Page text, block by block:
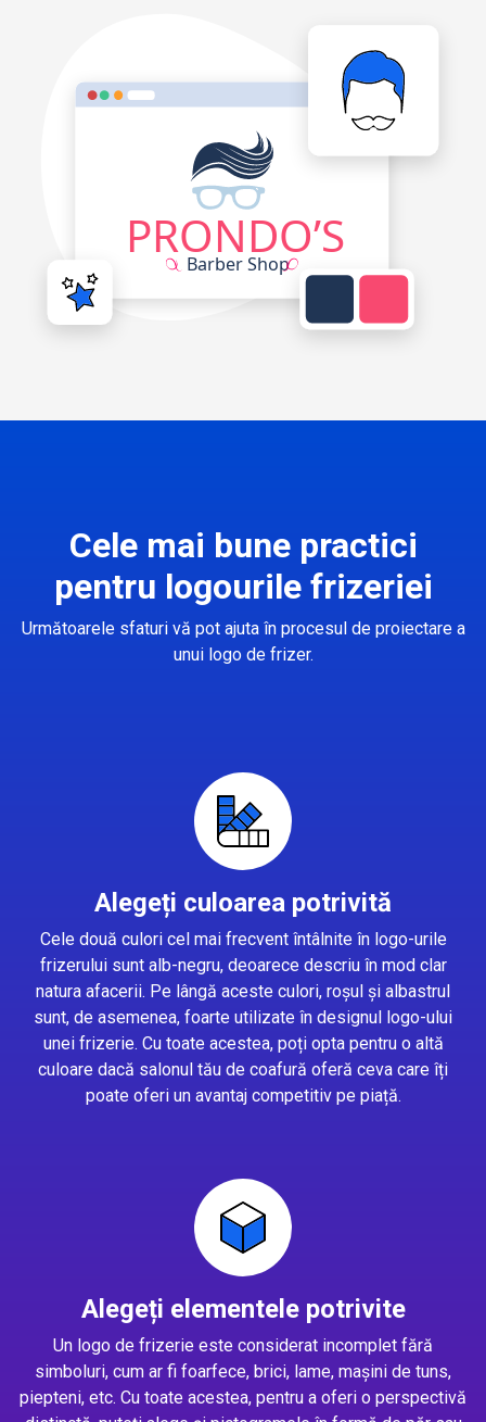
Cele mai bune practici
pentru logourile frizeriei
Următoarele sfaturi vă pot ajuta în procesul de proiectare a
unui logo de frizer.
Alegeți culoarea potrivită
Cele două culori cel mai frecvent întâlnite în logo-urile
frizerului sunt alb-negru, deoarece descriu în mod clar
natura afacerii. Pe lângă aceste culori, roșul și albastrul
sunt, de asemenea, foarte utilizate în designul logo-ului
unei frizerie. Cu toate acestea, poți opta pentru o altă
culoare dacă salonul tău de coafură oferă ceva care îți
poate oferi un avantaj competitiv pe piață.
Alegeți elementele potrivite
Un logo de frizerie este considerat incomplet fără
simboluri, cum ar fi foarfece, brici, lame, mașini de tuns,
piepteni, etc. Cu toate acestea, pentru a oferi o perspectivă